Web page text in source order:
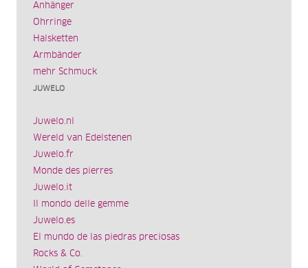
Anhänger
Ohrringe
Halsketten
Armbänder
mehr Schmuck
JUWELO
Juwelo.nl
Wereld van Edelstenen
Juwelo.fr
Monde des pierres
Juwelo.it
Il mondo delle gemme
Juwelo.es
El mundo de las piedras preciosas
Rocks & Co.